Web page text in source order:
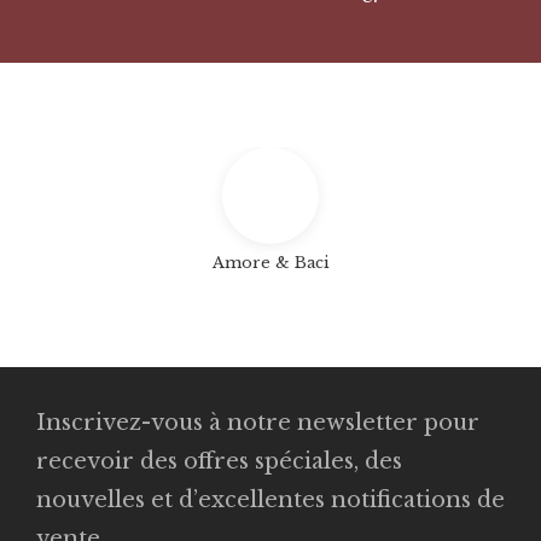
Amore & Baci
Inscrivez-vous à notre newsletter pour
recevoir des offres spéciales, des
nouvelles et d’excellentes notifications de